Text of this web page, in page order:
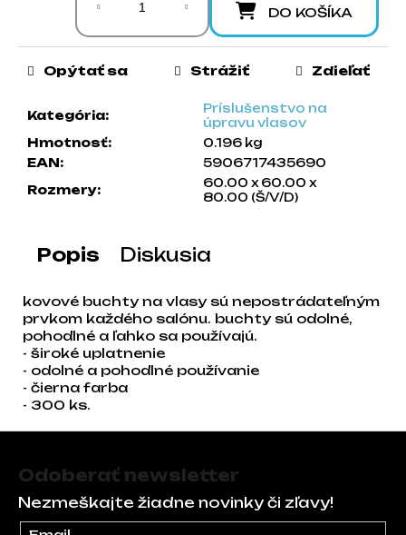
DO KOŠÍKA
Kategória:
Príslušenstvo na
úpravu vlasov
Hmotnosť:
0.196 kg
EAN:
5906717435690
Rozmery:
60.00 x 60.00 x
80.00 (Š/V/D)
Opýtať sa Strážiť Zdieľať
Popis Diskusia
kovové buchty na vlasy sú nepostrádateľným
prvkom každého salónu. buchty sú odolné,
pohodlné a ľahko sa používajú.
- široké uplatnenie
- odolné a pohodlné používanie
- čierna farba
- 300 ks.
Odoberať newsletter
Nezmeškajte žiadne novinky či zľavy!